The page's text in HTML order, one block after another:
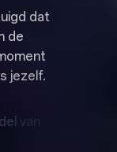
uigd dat
de
oment
s jeze f.
d e v